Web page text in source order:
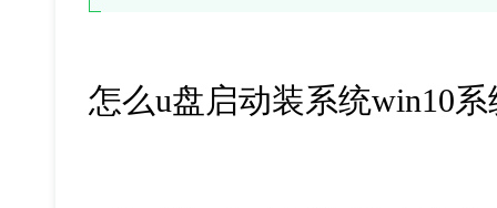
怎么u盘启动装系统win10系